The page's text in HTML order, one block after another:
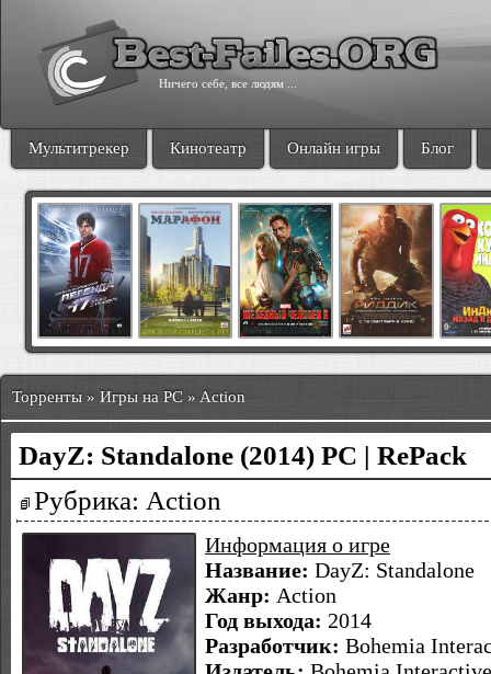
Ничего себе, все людям ...
Мультитрекер Кинотеатр Онлайн игры Блог
Торренты » Игры на PC » Action
DayZ: Standalone (2014) PC | RePack
Рубрика: Action
Информация о игре
Название: DayZ: Standalone
Жанр: Action
Год выхода: 2014
Разработчик: Bohemia